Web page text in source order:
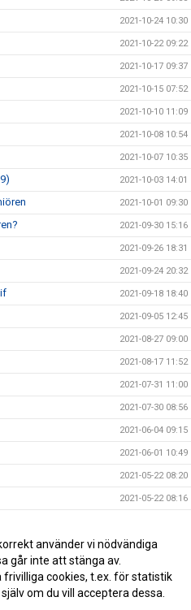
2021-10-24 10:30
2021-10-22 09:22
2021-10-17 09:37
2021-10-15 07:52
2021-10-10 11:09
2021-10-08 10:54
2021-10-07 10:35
2021-10-03 14:01
2021-10-01 09:30
2021-09-30 15:16
2021-09-26 18:31
2021-09-24 20:32
2021-09-18 18:40
2021-09-05 12:45
2021-08-27 09:00
2021-08-17 11:52
2021-07-31 11:00
2021-07-30 08:56
2021-06-04 09:15
2021-06-01 10:49
2021-05-22 08:20
2021-05-22 08:16
2021-05-14 15:39
2021-05-14 15:38
använder vi nödvändiga
går inte att stänga av.
frivilliga cookies, t.ex. för statistik
om du vill acceptera dessa.